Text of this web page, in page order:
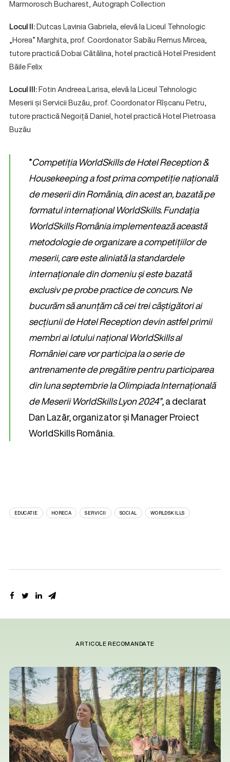
Marmorosch Bucharest, Autograph Collection
Locul II:Dutcas Lavinia Gabriela, elevă la Liceul Tehnologic
„Horea” Marghita, prof. Coordonator Sabău Remus Mircea,
tutore practică Dobai Cătălina, hotel practică Hotel President
Băile Felix
Locul III:Fotin Andreea Larisa, elevă la Liceul Tehnologic
Meserii și Servicii Buzău, prof. Coordonator Rîșcanu Petru,
tutore practică Negoiță Daniel, hotel practică Hotel Pietroasa
Buzău
”Competiția WorldSkills de Hotel Reception &
Housekeeping a fost prima competiție națională
de meserii din România, din acest an, bazată pe
formatul internațional WorldSkills. Fundația
WorldSkills România implementează această
metodologie de organizare a competițiilor de
meserii, care este aliniată la standardele
internaționale din domeniu și este bazată
exclusiv pe probe practice de concurs. Ne
bucurăm să anunțăm că cei trei câștigători ai
secțiunii de Hotel Reception devin astfel primii
membri ai lotului național WorldSkills al
României care vor participa la o serie de
antrenamente de pregătire pentru participarea
din luna septembrie la Olimpiada Internațională
de Meserii WorldSkills Lyon 2024”, a declarat
Dan Lazăr, organizator și Manager Proiect
WorldSkills România.
EDUCATIE HORECA SERVICII SOCIAL WORLDSKILLS
ARTICOLE RECOMANDATE